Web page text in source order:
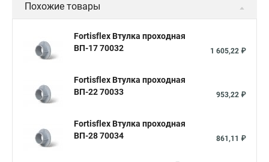
Похожие товары
Fortisflex Втулка проходная
ВП-17 70032
1 605,22 ₽
Fortisflex Втулка проходная
ВП-22 70033
953,22 ₽
Fortisflex Втулка проходная
ВП-28 70034
861,11 ₽